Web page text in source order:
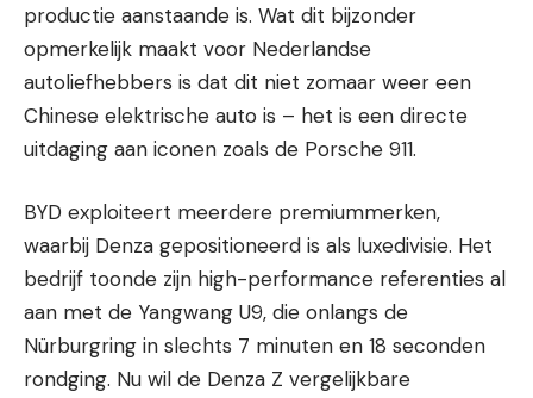
productie aanstaande is. Wat dit bijzonder
opmerkelijk maakt voor Nederlandse
autoliefhebbers is dat dit niet zomaar weer een
Chinese elektrische auto is – het is een directe
uitdaging aan iconen zoals de Porsche 911.
BYD exploiteert meerdere premiummerken,
waarbij Denza gepositioneerd is als luxedivisie. Het
bedrijf toonde zijn high-performance referenties al
aan met de Yangwang U9, die onlangs de
Nürburgring in slechts 7 minuten en 18 seconden
rondging. Nu wil de Denza Z vergelijkbare